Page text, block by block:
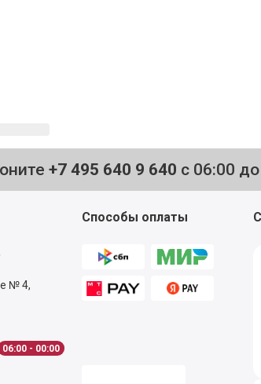
+7 495 640 9 640 с 06:00
№ 4,
06:00 - 00:00
Способы оплаты